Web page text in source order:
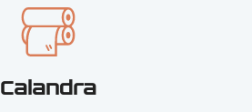
Calandra